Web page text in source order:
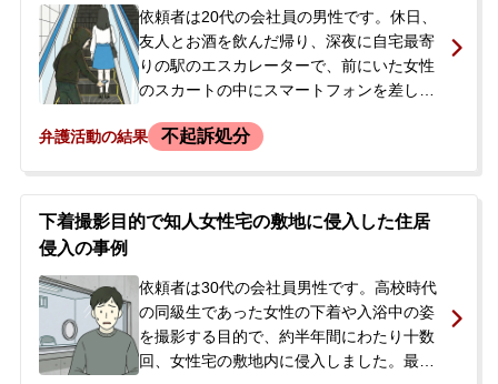
た。
依頼者は20代の会社員の男性です。休日、
友人とお酒を飲んだ帰り、深夜に自宅最寄
りの駅のエスカレーターで、前にいた女性
のスカートの中にスマートフォンを差し入
いませんでしたが、その様子を後ろにいた
迷惑防止条例違反の容疑で現行犯逮捕され
ました。逮捕の事実を知った依頼者の父親
ずは接見に行ってほしいと当事務所にご相
談されました。
弁護活動の結果 不起訴処分
下着撮影目的で知人女性宅の敷地に侵入した住居
侵入の事例
依頼者は30代の会社員男性です。高校時代
の同級生であった女性の下着や入浴中の姿
を撮影する目的で、約半年間にわたり十数
回、女性宅の敷地内に侵入しました。最後